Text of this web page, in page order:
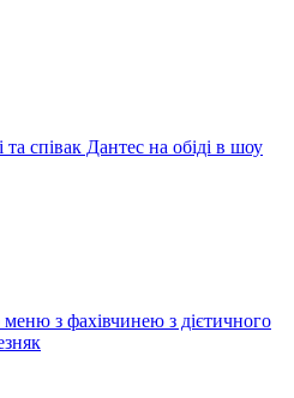
співак Дантес на обіді в шоу
меню з фахівчинею з дієтичного